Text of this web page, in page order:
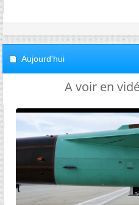
Aujourd'hui
A voir en